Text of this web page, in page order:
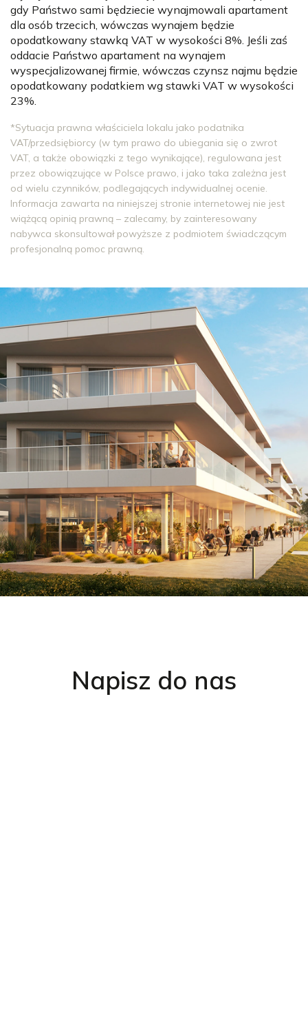
gdy Państwo sami będziecie wynajmowali apartament
dla osób trzecich, wówczas wynajem będzie
opodatkowany stawką VAT w wysokości 8%. Jeśli zaś
oddacie Państwo apartament na wynajem
wyspecjalizowanej firmie, wówczas czynsz najmu będzie
opodatkowany podatkiem wg stawki VAT w wysokości
23%.
*Sytuacja prawna właściciela lokalu jako podatnika
VAT/przedsiębiorcy (w tym prawo do ubiegania się o zwrot
VAT, a także obowiązki z tego wynikające), regulowana jest
przez obowiązujące w Polsce prawo, i jako taka zależna jest
od wielu czynników, podlegających indywidualnej ocenie.
Informacja zawarta na niniejszej stronie internetowej nie jest
wiążącą opinią prawną – zalecamy, by zainteresowany
nabywca skonsultował powyższe z podmiotem świadczącym
profesjonalną pomoc prawną.
Napisz do nas